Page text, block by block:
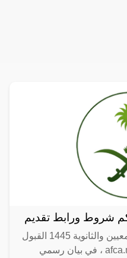
شروط ورابط تقديم
رابط تقديم وزارة الدفاع للجامعيين والثانوية 1445 القبول
الموحد عبر بوابة afca.mod.gov.sa ، في بيان رسمي